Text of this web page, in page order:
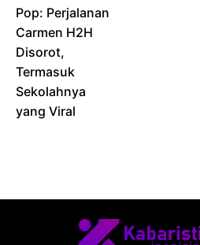
Pop: Perjalanan
Carmen H2H
Disorot,
Termasuk
Sekolahnya
yang Viral